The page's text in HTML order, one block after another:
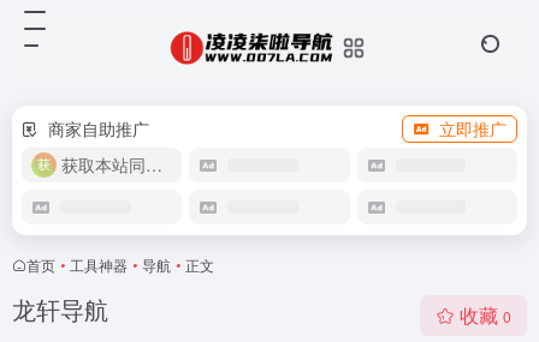
商家自助推广
立即推广
获取本站同款主题
首页 • 工具神器 • 导航 • 正文
龙轩导航 收藏 0